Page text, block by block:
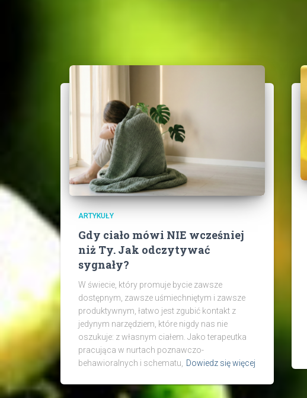
ARTYKUŁY
Gdy ciało mówi NIE wcześniej
niż Ty. Jak odczytywać
sygnały?
W świecie, który promuje bycie zawsze
dostępnym, zawsze uśmiechniętym i zawsze
produktywnym, łatwo jest zgubić kontakt z
jedynym narzędziem, które nigdy nas nie
oszukuje: z własnym ciałem. Jako terapeutka
pracująca w nurtach poznawczo-
behawioralnych i schematu,
Dowiedz się więcej